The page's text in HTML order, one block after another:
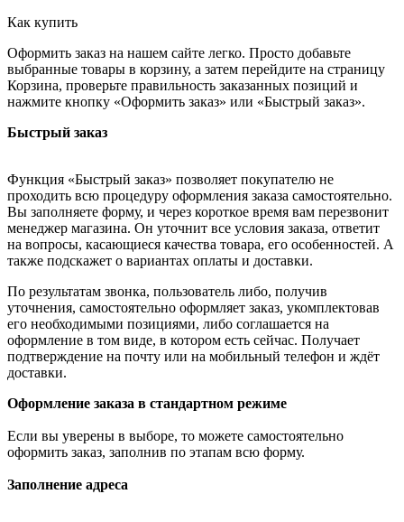
Как купить
Оформить заказ на нашем сайте легко. Просто добавьте
выбранные товары в корзину, а затем перейдите на страницу
Корзина, проверьте правильность заказанных позиций и
нажмите кнопку «Оформить заказ» или «Быстрый заказ».
Быстрый заказ
Функция «Быстрый заказ» позволяет покупателю не
проходить всю процедуру оформления заказа самостоятельно.
Вы заполняете форму, и через короткое время вам перезвонит
менеджер магазина. Он уточнит все условия заказа, ответит
на вопросы, касающиеся качества товара, его особенностей. А
также подскажет о вариантах оплаты и доставки.
По результатам звонка, пользователь либо, получив
уточнения, самостоятельно оформляет заказ, укомплектовав
его необходимыми позициями, либо соглашается на
оформление в том виде, в котором есть сейчас. Получает
подтверждение на почту или на мобильный телефон и ждёт
доставки.
Оформление заказа в стандартном режиме
Если вы уверены в выборе, то можете самостоятельно
оформить заказ, заполнив по этапам всю форму.
Заполнение адреса